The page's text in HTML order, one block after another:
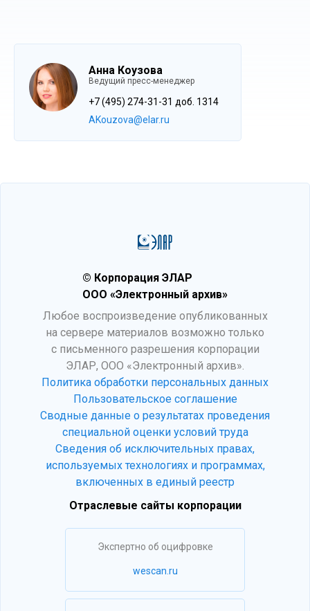
Анна Коузова
Ведущий пресс-менеджер
+7 (495) 274-31-31 доб. 1314
AKouzova@elar.ru
© Корпорация ЭЛАР
ООО «Электронный архив»
Любое воспроизведение опубликованных
на сервере материалов возможно только
с письменного разрешения корпорации
ЭЛАР, ООО «Электронный архив».
Политика обработки персональных данных
Пользовательское соглашение
Сводные данные о результатах проведения
специальной оценки условий труда
Сведения об исключительных правах,
используемых технологиях и программах,
включенных в единый реестр
Отраслевые сайты корпорации
Экспертно об оцифровке
wescan.ru